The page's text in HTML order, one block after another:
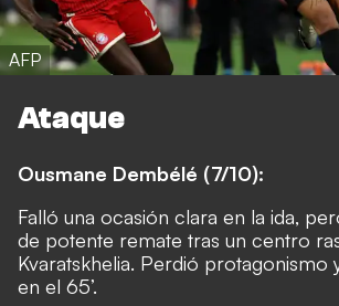
AFP
Ataque
Ousmane Dembélé (7/10):
Falló una ocasión clara en la ida,
de potente remate tras un centro
Kvaratskhelia. Perdió protagonismo
en el 65’.